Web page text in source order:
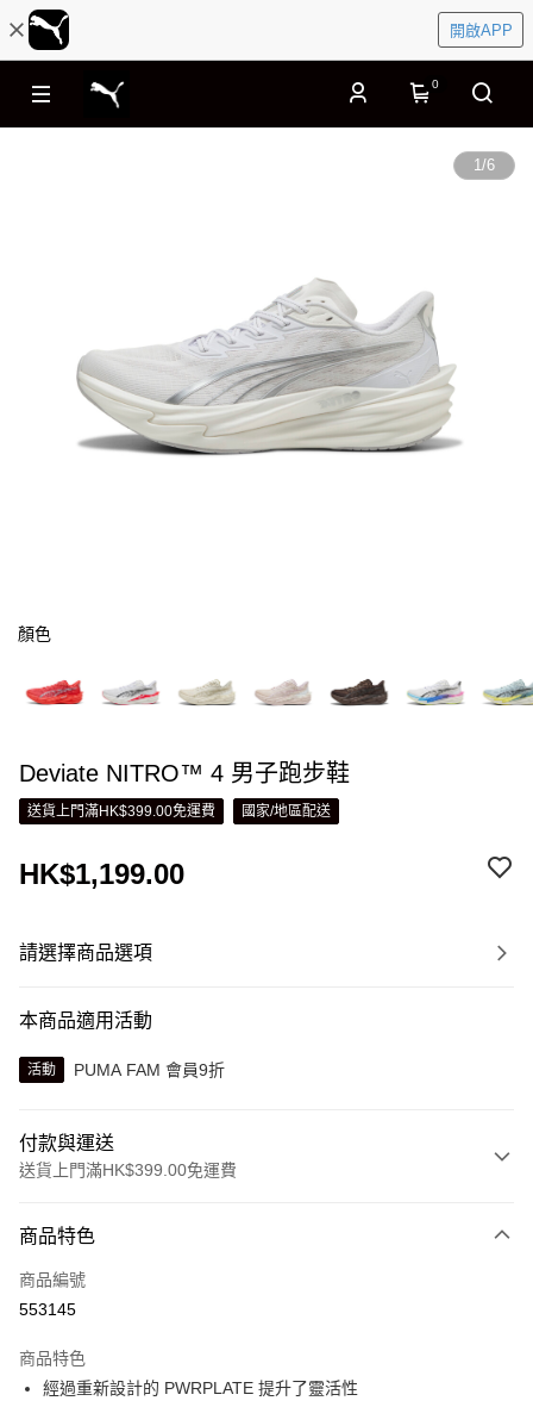
開啟APP
0
1/6
顏色
Deviate NITRO™ 4 男子跑步鞋
送貨上門滿HK$399.00免運費 國家/地區配送
HK$1,199.00
請選擇商品選項
本商品適用活動
活動 PUMA FAM 會員9折
付款與運送
送貨上門滿HK$399.00免運費
信用卡
線上付款
Alipay, PayMe, WeChat Pay, UnionPay, FPS
送貨方式
商品特色
商品編號
553145
商品特色
經過重新設計的 PWRPLATE 提升了靈活性